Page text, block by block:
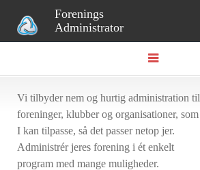
Forenings
Administrator
Navigation
Vi tilbyder nem og hurtig administration til
foreninger, klubber og organisationer, som
I kan tilpasse, så det passer netop jer.
Administrér jeres forening i ét enkelt
program med mange muligheder.